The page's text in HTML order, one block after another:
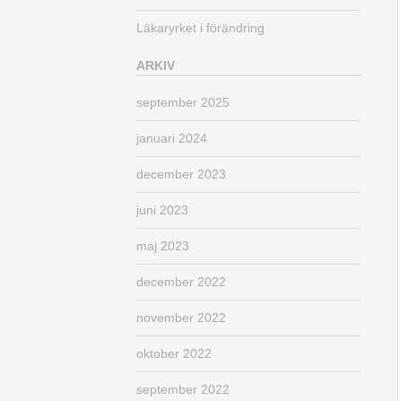
Läkaryrket i förändring
ARKIV
september 2025
januari 2024
december 2023
juni 2023
maj 2023
december 2022
november 2022
oktober 2022
september 2022